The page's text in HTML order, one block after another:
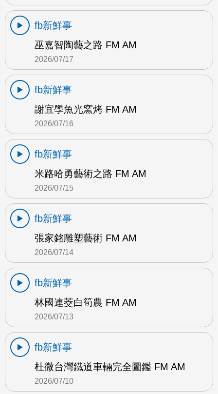
fb新鮮事
巫嘉智陶藝之路 FM AM
2026/07/17
fb新鮮事
謝宜學魚光窯烤 FM AM
2026/07/16
fb新鮮事
米路哈勇藝術之路 FM AM
2026/07/15
fb新鮮事
張家銘雕塑藝術 FM AM
2026/07/14
fb新鮮事
林國連茭白筍農 FM AM
2026/07/13
fb新鮮事
杜微台灣鐵道車輛完全圖鑑 FM AM
2026/07/10